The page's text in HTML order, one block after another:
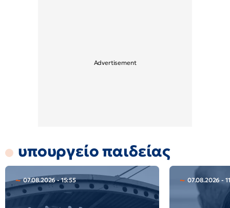
υπουργείο παιδείας
07.08.2026 - 15:55 07.08.2026 -